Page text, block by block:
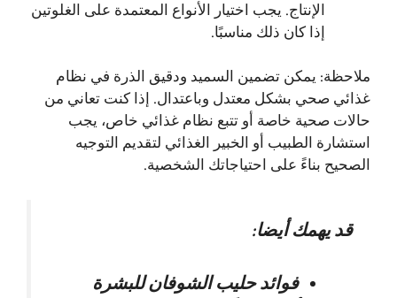
الإنتاج. يجب اختيار الأنواع المعتمدة على الغلوتين
إذا كان ذلك مناسبًا.
ملاحظة: يمكن تضمين السميد ودقيق الذرة في نظام
غذائي صحي بشكل معتدل وباعتدال. إذا كنت تعاني من
حالات صحية خاصة أو تتبع نظام غذائي خاص، يجب
استشارة الطبيب أو الخبير الغذائي لتقديم التوجيه
الصحيح بناءً على احتياجاتك الشخصية.
قد يهمك أيضا:
فوائد حليب الشوفان للبشرة